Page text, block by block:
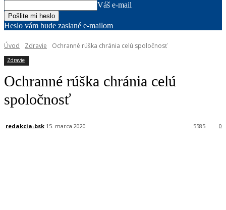
Váš e-mail
Heslo vám bude zaslané e-mailom
Úvod Zdravie Ochranné rúška chránia celú spoločnosť
Zdravie
Ochranné rúška chránia celú
spoločnosť
redakcia-bsk 15. marca 2020 0
5585